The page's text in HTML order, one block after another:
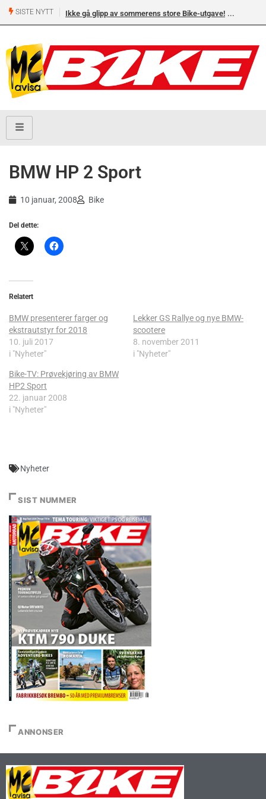
SISTE NYTT Ikke gå glipp av sommerens store Bike-utgave!
BMW HP 2 Sport
10 januar, 2008 Bike
Del dette:
Relatert
BMW presenterer farger og
ekstrautstyr for 2018
10. juli 2017
i "Nyheter"
Lekker GS Rallye og nye BMW-
scootere
8. november 2011
i "Nyheter"
Bike-TV: Prøvekjøring av BMW
HP2 Sport
22. januar 2008
i "Nyheter"
Nyheter
SIST NUMMER
ANNONSER